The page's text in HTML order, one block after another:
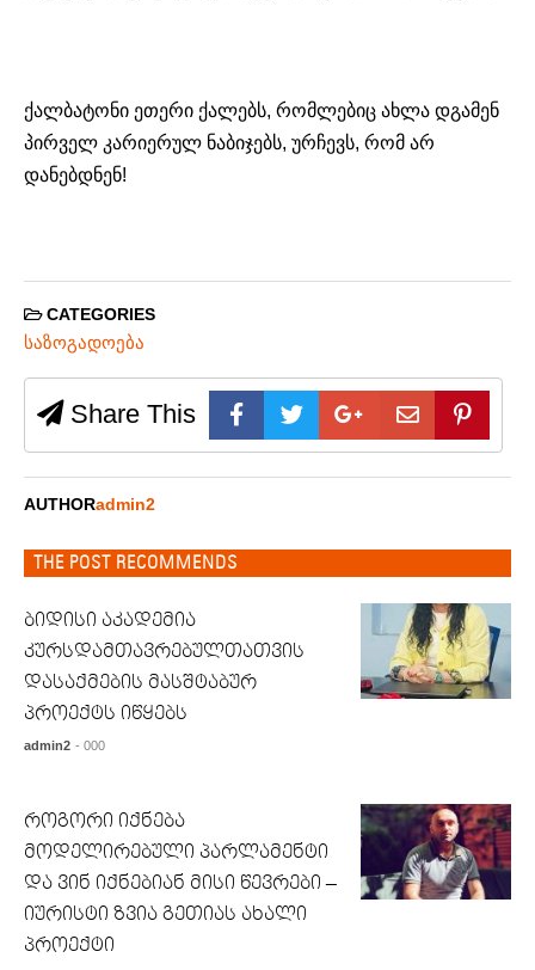
ქალბატონი ეთერი ქალებს, რომლებიც ახლა დგამენ
პირველ კარიერულ ნაბიჯებს, ურჩევს, რომ არ
დანებდნენ!
CATEGORIES
საზოგადოება
Share This
AUTHORadmin2
THE POST RECOMMENDS
ბიდისი აკადემია
კურსდამთავრებულთათვის
დასაქმების მასშტაბურ
პროექტს იწყებს
admin2 - 000
როგორი იქნება
მოდელირებული პარლამენტი
და ვინ იქნებიან მისი წევრები –
იურისტი ზვია გეთიას ახალი
პროექტი